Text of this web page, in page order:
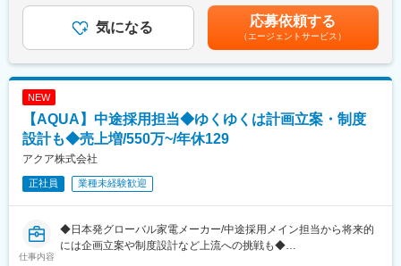
◇給与計算・勤怠管理業務
・給与計算や勤怠管理オペレーションを運営しながら、社員満足
度向上のための企画・計画の推進
＜ミッション＞
多岐に亘る業務の全てにおいて、全従業員に関わる重要な業務を
担い、的確で間違いのない作業が要求されます。より合理的、効
率的な業務遂行をするために、既存のやり方にとらわれず、常に
■組織構成
も目安の金額であり、選考を通じて上下する可能性があります。
月給(月額)は固定手当を含めた表記です。
気になる 応募依頼する
（エージェントサービス）
NEW
【AQUA】中途採用担当◆ゆくゆくは計画立案・制度
設計も◆売上増/550万~/年休129
アクア株式会社
正社員 業種未経験歓迎
仕事内容
◆日本発グローバル家電メーカー/中途採用メイン担当から将来的
には企画立案や制度設計など上流への挑戦も◆